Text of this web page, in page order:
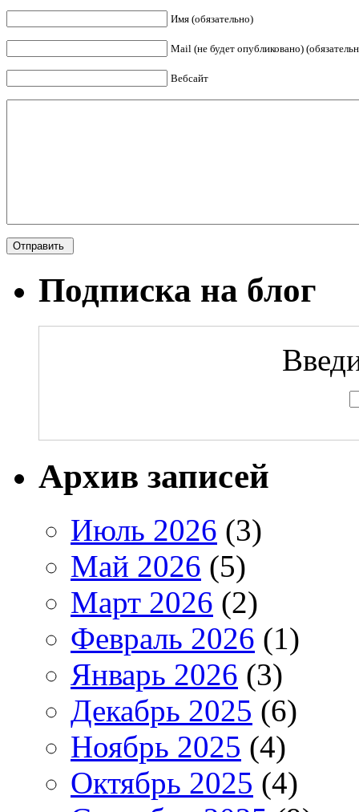
Имя (обязательно)
Mail (не будет опубликовано)
Вебсайт
Подписка на блог
Архив записей
Июль 2026 (3)
Май 2026 (5)
Март 2026 (2)
Февраль 2026 (1)
Январь 2026 (3)
Декабрь 2025 (6)
Ноябрь 2025 (4)
Октябрь 2025 (4)